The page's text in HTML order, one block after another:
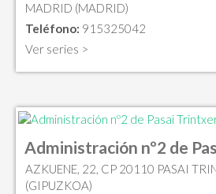
MADRID (MADRID)
Teléfono: 915325042
Ver series >
Administración nº2 de
AZKUENE, 22, CP 20110 PASAI
(GIPUZKOA)